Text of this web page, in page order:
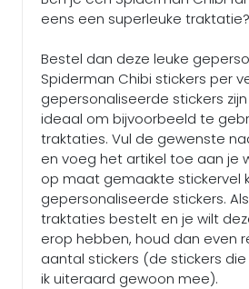
eens een superleuke traktatie?
Bestel dan deze leuke
Spiderman Chibi stickers per
gepersonaliseerde stickers
ideaal om bijvoorbeeld te
traktaties. Vul de gewenste
en voeg het artikel toe aan je
op maat gemaakte stickervel
gepersonaliseerde stickers.
traktaties bestelt en je wilt
erop hebben, houd dan even
aantal stickers (de stickers die
ik uiteraard gewoon mee).